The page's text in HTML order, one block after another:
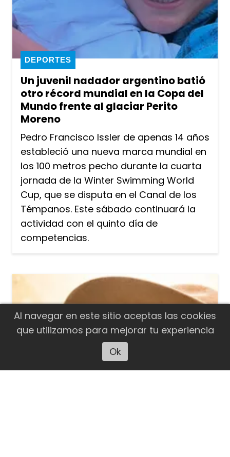
Un juvenil nadador argentino batió
otro récord mundial en la Copa del
Mundo frente al glaciar Perito
Moreno
DEPORTES
Pedro Francisco Issler de apenas 14 años
estableció una nueva marca mundial en
los 100 metros pecho durante la cuarta
jornada de la Winter Swimming World
Cup, que se disputa en el Canal de los
Témpanos. Este sábado continuará la
actividad con el quinto día de
competencias.
Al navegar en este sitio aceptas las cookies
que utilizamos para mejorar tu experiencia
Ok